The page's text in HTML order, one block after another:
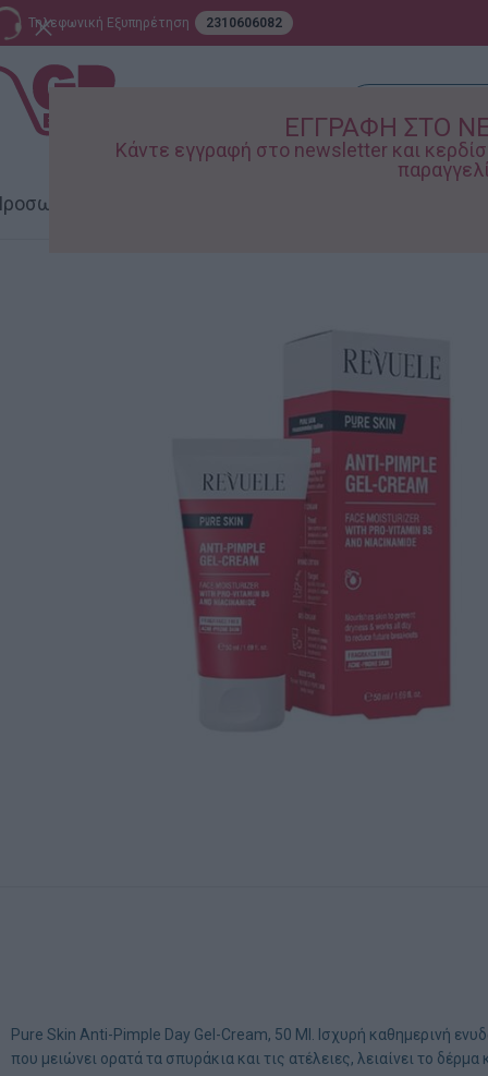
ΕΓΓΡΑΦΗ ΣΤΟ
Κάντε εγγραφή στο newsletter και
Τηλεφωνική Εξυπηρέτηση 2310606082
Φροντίδα
Pure Skin Anti-Pimple Day Gel-Cream, 50 Ml. Ισχυρή καθημερινή
που μειώνει ορατά τα σπυράκια και τις ατέλειες, λειαίνει το